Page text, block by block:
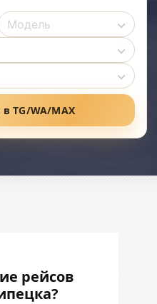
TG/WA/MAX
рейсов